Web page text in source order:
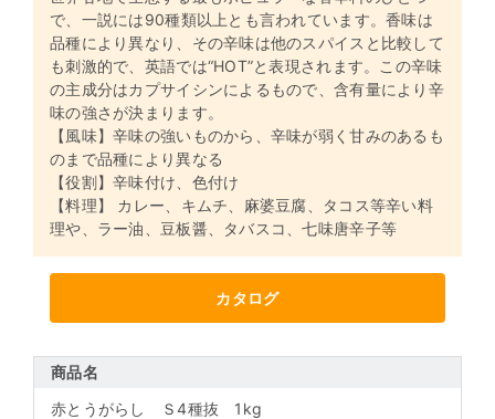
で、一説には90種類以上とも言われています。香味は
品種により異なり、その辛味は他のスパイスと比較して
も刺激的で、英語では“HOT”と表現されます。この辛味
の主成分はカプサイシンによるもので、含有量により辛
味の強さが決まります。
【風味】辛味の強いものから、辛味が弱く甘みのあるも
のまで品種により異なる
【役割】辛味付け、色付け
【料理】 カレー、キムチ、麻婆豆腐、タコス等辛い料
理や、ラー油、豆板醤、タバスコ、七味唐辛子等
カタログ
商品名
赤とうがらし Ｓ4種抜 1kg